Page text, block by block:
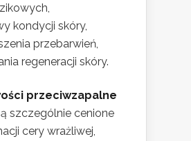
kondycji skóry,
przebarwień,
regeneracji skóry.
przeciwzapalne
szczególnie cenione
cery wrażliwej,